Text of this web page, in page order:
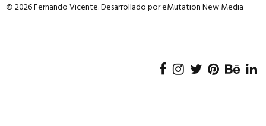
© 2026 Fernando Vicente. Desarrollado poreMutation New Media